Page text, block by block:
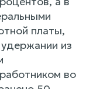
платы,
из
во